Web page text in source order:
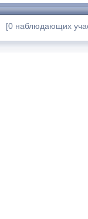
[0 наблюдающих